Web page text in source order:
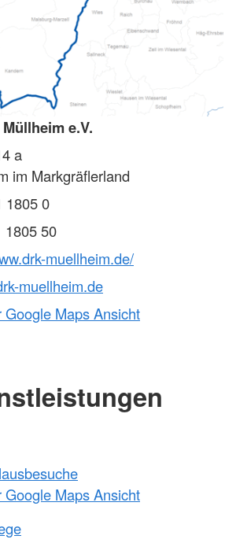
e.V.
a
im Markgräflerland
1805 0
1805 50
muellheim.de/
muellheim.de
Google Maps Ansicht
Google Maps Ansicht